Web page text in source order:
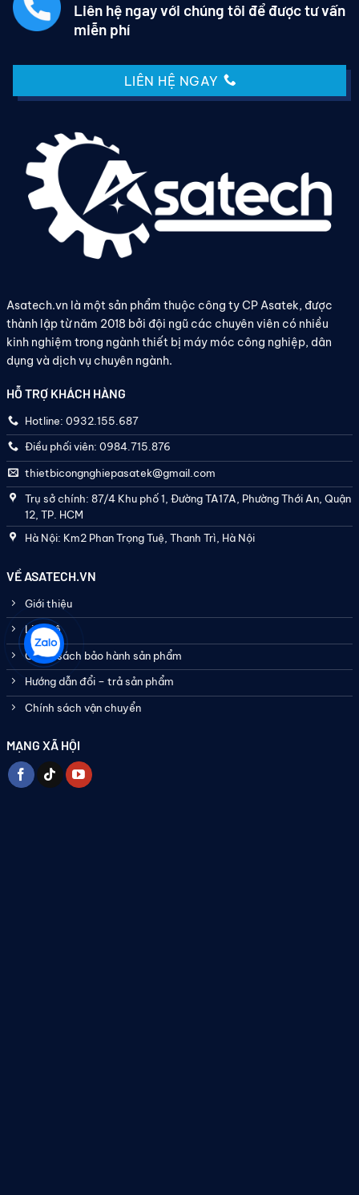
Liên hệ ngay với chúng tôi để được tư vấn
miễn phí
LIÊN HỆ NGAY
Asatech.vn là một sản phẩm thuộc công ty CP Asatek, được
thành lập từ năm 2018 bởi đội ngũ các chuyên viên có nhiều
kinh nghiệm trong ngành thiết bị máy móc công nghiệp, dân
dụng và dịch vụ chuyên ngành.
HỖ TRỢ KHÁCH HÀNG
Hotline: 0932.155.687
Điều phối viên: 0984.715.876
thietbicongnghiepasatek@gmail.com
Trụ sở chính: 87/4 Khu phố 1, Đường TA17A, Phường Thới An, Quận
12, TP. HCM
Hà Nội: Km2 Phan Trọng Tuệ, Thanh Trì, Hà Nội
VỀ ASATECH.VN
Giới thiệu
Liên hệ
Chính sách bảo hành sản phẩm
Hướng dẫn đổi – trả sản phẩm
Chính sách vận chuyển
MẠNG XÃ HỘI